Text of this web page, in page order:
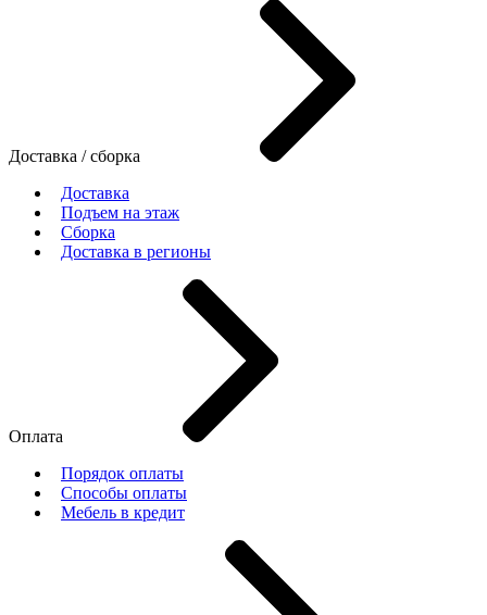
Доставка / сборка
Доставка
Подъем на этаж
Сборка
Доставка в регионы
Оплата
Порядок оплаты
Способы оплаты
Мебель в кредит